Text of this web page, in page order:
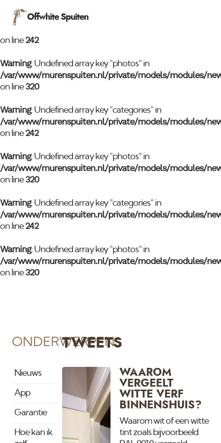
Warning: Undefined array key "categories" in
/var/www/murenspuiten.nl/private/models/modules/
on line242
Warning: Undefined array key "photos" in
/var/www/murenspuiten.nl/private/models/modules/
on line320
Warning: Undefined array key "categories" in
/var/www/murenspuiten.nl/private/models/modules/
on line242
Warning: Undefined array key "photos" in
/var/www/murenspuiten.nl/private/models/modules/
on line320
Warning: Undefined array key "categories" in
/var/www/murenspuiten.nl/private/models/modules/
on line242
Warning: Undefined array key "photos" in
/var/www/murenspuiten.nl/private/models/modules/
on line320
Offwhite Spuiten
ONDERWERPEN
Nieuws
App
Garantie
Hoe kan ik
TWEETS
WAAROM
VERGEELT
WITTE VERF
BINNENSHUIS?
Waarom wit of een witte
tint zoals bijvoorbeeld